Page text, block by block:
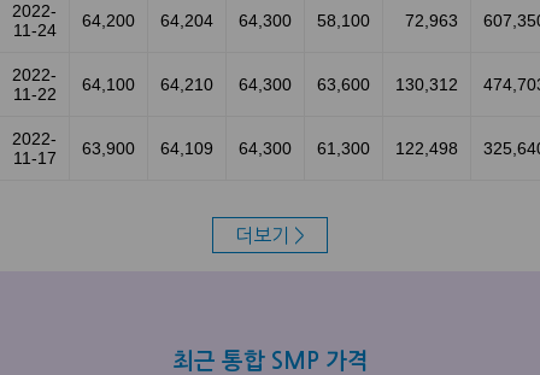
2022-
11-24
64,200 64,204 64,300 58,100 72,963
2022-
11-22
64,100 64,210 64,300 63,600 130,312
2022-
11-17
63,900 64,109 64,300 61,300 122,498
더보기 >
최근 통합 SMP 가격